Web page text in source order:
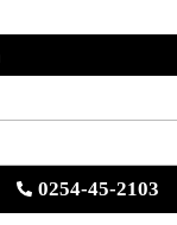
0254-45-2103